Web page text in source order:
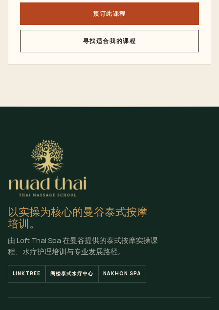
预订此课程
寻找适合我的课程
以实操为核心的曼谷泰式按摩
培训。
由 Loft Thai Spa 在曼谷提供的泰式按摩实操课
程、水疗护理培训与专业发展路径。
LINKTREE 阁楼泰式水疗中心 NAKHON SPA